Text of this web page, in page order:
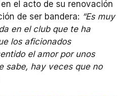
en el acto de su renovación
de ser bandera: “Es muy
en el club que te ha
los aficionados
el amor por unos
sabe, hay veces que no